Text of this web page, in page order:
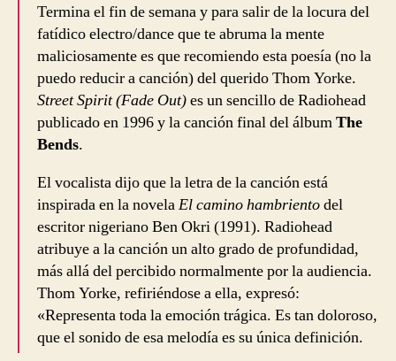
Termina el fin de semana y para salir de la locura del
fatídico electro/dance que te abruma la mente
maliciosamente es que recomiendo esta poesía (no la
puedo reducir a canción) del querido Thom Yorke.
Street Spirit (Fade Out)es un sencillo de Radiohead
publicado en 1996 y la canción final del álbumThe
Bends.
El vocalista dijo que la letra de la canción está
inspirada en la novelaEl camino hambrientodel
escritor nigeriano Ben Okri (1991). Radiohead
atribuye a la canción un alto grado de profundidad,
más allá del percibido normalmente por la audiencia.
Thom Yorke, refiriéndose a ella, expresó:
«Representa toda la emoción trágica. Es tan doloroso,
que el sonido de esa melodía es su única definición.